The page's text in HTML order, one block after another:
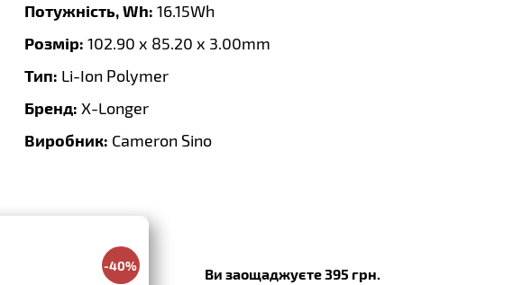
Потужність, Wh: 16.15Wh
Розмір: 102.90 x 85.20 x 3.00mm
Тип: Li-Ion Polymer
Бренд: X-Longer
Виробник: Cameron Sino
-40%
Ви заощаджуєте 395 грн.